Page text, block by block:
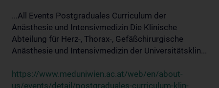
...All Events Postgraduales Curriculum der
Anästhesie und Intensivmedizin Die Klinische
Abteilung für Herz-, Thorax-, Gefäßchirurgische
Anästhesie und Intensivmedizin der Universitätsklin...
https://www.meduniwien.ac.at/web/en/about-
us/events/detail/postgraduales-curriculum-klin-